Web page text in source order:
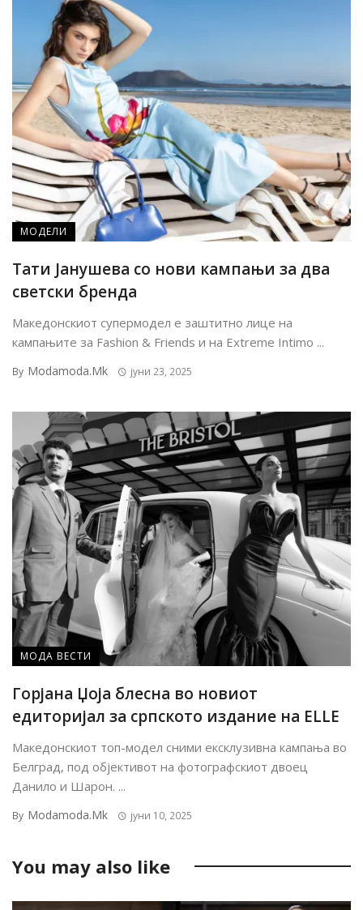
МОДЕЛИ
Тати Јанушева со нови кампањи за два
светски бренда
Македонскиот супермодел е заштитно лице на
кампањите за Fashion & Friends и на Extreme Intimo ...
By Modamoda.mk јуни 23, 2025
МОДА ВЕСТИ
Горјана Џоја блесна во новиот
едиторијал за српското издание на ELLE
Македонскиот топ-модел сними ексклузивна кампања во
Белград, под објективот на фотографскиот двоец
Данило и Шарон. ...
By Modamoda.mk јуни 10, 2025
You may also like